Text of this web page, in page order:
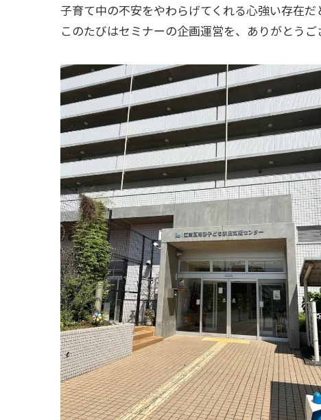
子育て中の不安をやわらげてくれる心強い存在だ
このたびはセミナーの企画運営を、ありがとうご